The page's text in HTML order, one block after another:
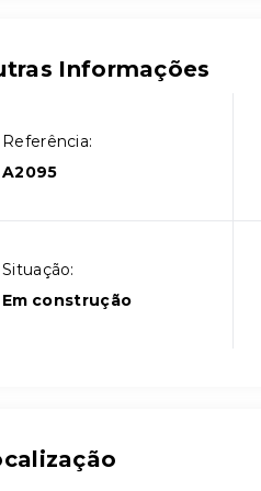
Informações
Referência:
A2095
Situação:
Em construção